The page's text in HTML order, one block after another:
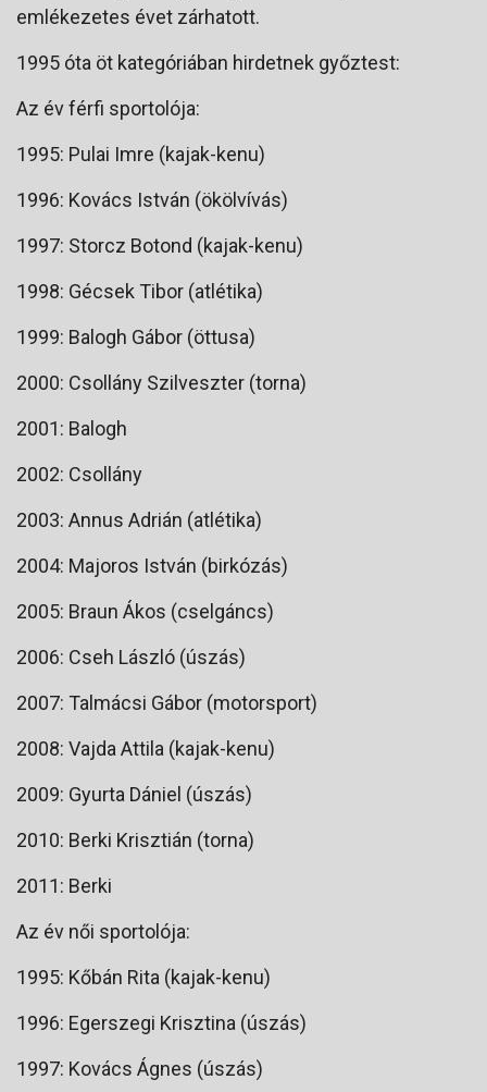
emlékezetes évet zárhatott.
1995 óta öt kategóriában hirdetnek győztest:
Az év férfi sportolója:
1995: Pulai Imre (kajak-kenu)
1996: Kovács István (ökölvívás)
1997: Storcz Botond (kajak-kenu)
1998: Gécsek Tibor (atlétika)
1999: Balogh Gábor (öttusa)
2000: Csollány Szilveszter (torna)
2001: Balogh
2002: Csollány
2003: Annus Adrián (atlétika)
2004: Majoros István (birkózás)
2005: Braun Ákos (cselgáncs)
2006: Cseh László (úszás)
2007: Talmácsi Gábor (motorsport)
2008: Vajda Attila (kajak-kenu)
2009: Gyurta Dániel (úszás)
2010: Berki Krisztián (torna)
2011: Berki
Az év női sportolója:
1995: Kőbán Rita (kajak-kenu)
1996: Egerszegi Krisztina (úszás)
1997: Kovács Ágnes (úszás)